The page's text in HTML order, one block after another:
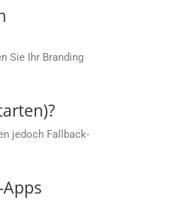
Sie Ihr Branding
jedoch Fallback-